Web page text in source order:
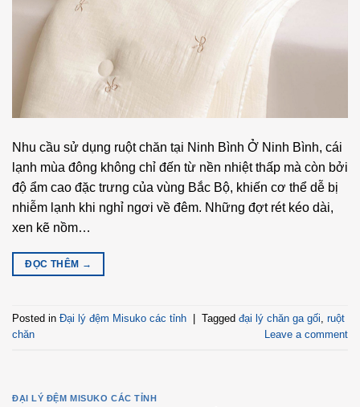
Nhu cầu sử dụng ruột chăn tại Ninh Bình Ở Ninh Bình, cái
lạnh mùa đông không chỉ đến từ nền nhiệt thấp mà còn bởi
độ ẩm cao đặc trưng của vùng Bắc Bộ, khiến cơ thể dễ bị
nhiễm lạnh khi nghỉ ngơi về đêm. Những đợt rét kéo dài,
xen kẽ nồm…
ĐỌC THÊM →
Posted in Đại lý đệm Misuko các tỉnh Tagged đại lý chăn ga gối ruột
chăn
Leave a comment
ĐẠI LÝ ĐỆM MISUKO CÁC TỈNH